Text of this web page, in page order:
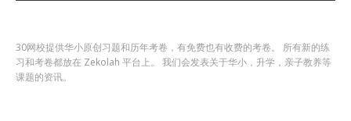
30网校提供华小原创习题和历年考卷，有免费也有收费的考卷。 所有新的练
习和考卷都放在 Zekolah 平台上。 我们会发表关于华小，升学，亲子教养等
课题的资讯。